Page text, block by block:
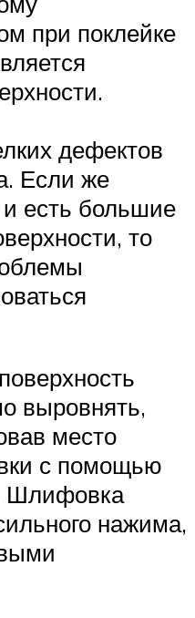
при поклейке
дефектов
Если же
есть большие
то
выровнять,
место
с помощью
Шлифовка
нажима,